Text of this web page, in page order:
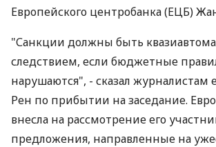
Европейского центробанка (ЕЦБ)
"Санкции должны быть
следствием, если бюджетные
нарушаются", - сказал журналистам
Рен по прибытии на заседание.
внесла на рассмотрение его
предложения, направленные на